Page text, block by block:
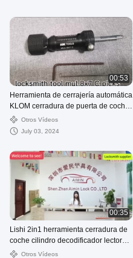
00:53
Herramienta de cerrajería automática
KLOM cerradura de puerta de coche
toma 2pcs juego de picking
Otros Vídeos
July 03, 2024
00:35
Lishi 2in1 herramienta cerradura de
coche cilindro decodificador lector
herramientas de recogida cerrajero
Otros Vídeos